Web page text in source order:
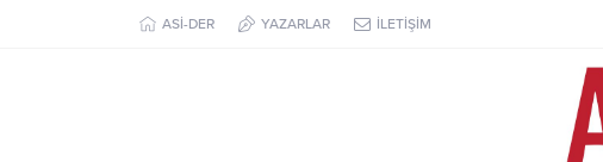
ASİ-DER YAZARLAR İLETİŞİM